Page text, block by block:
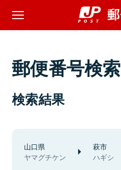
郵便番号検索
検索結果
山口県
ヤマグチケン
萩市
ハギシ